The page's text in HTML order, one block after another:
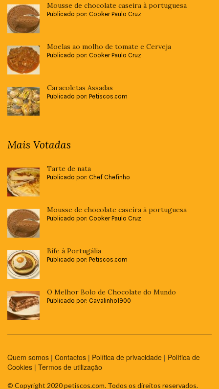
Mousse de chocolate caseira à portuguesa
Publicado por: Cooker Paulo Cruz
Moelas ao molho de tomate e Cerveja
Publicado por: Cooker Paulo Cruz
Caracoletas Assadas
Publicado por: Petiscos.com
Mais Votadas
Tarte de nata
Publicado por: Chef Chefinho
Mousse de chocolate caseira à portuguesa
Publicado por: Cooker Paulo Cruz
Bife à Portugália
Publicado por: Petiscos.com
O Melhor Bolo de Chocolate do Mundo
Publicado por: Cavalinho1900
Quem somos | Contactos | Política de privacidade | Política de
Cookies | Termos de utilização
© Copyright 2020 petiscos.com. Todos os direitos reservados.